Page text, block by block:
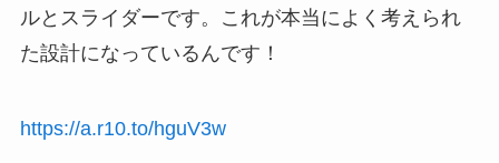
ルとスライダーです。これが本当によく考えられ
た設計になっているんです！
https://a.r10.to/hguV3w